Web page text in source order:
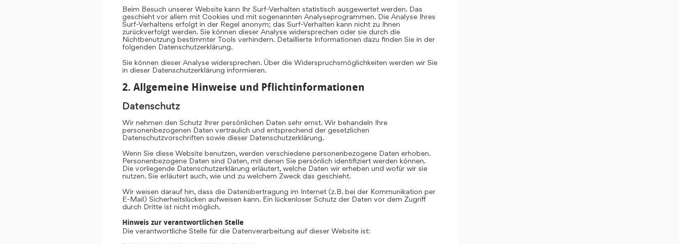
Beim Besuch unserer Website kann Ihr Surf-Verhalten statistisch ausgewertet werden. Das
geschieht vor allem mit Cookies und mit sogenannten Analyseprogrammen. Die Analyse Ihres
Surf-Verhaltens erfolgt in der Regel anonym; das Surf-Verhalten kann nicht zu Ihnen
zurückverfolgt werden. Sie können dieser Analyse widersprechen oder sie durch die
Nichtbenutzung bestimmter Tools verhindern. Detaillierte Informationen dazu finden Sie in der
folgenden Datenschutzerklärung.
Sie können dieser Analyse widersprechen. Über die Widerspruchsmöglichkeiten werden wir Sie
in dieser Datenschutzerklärung informieren.
2. Allgemeine Hinweise und Pflichtinformationen
Datenschutz
Wir nehmen den Schutz Ihrer persönlichen Daten sehr ernst. Wir behandeln Ihre
personenbezogenen Daten vertraulich und entsprechend der gesetzlichen
Datenschutzvorschriften sowie dieser Datenschutzerklärung.
Wenn Sie diese Website benutzen, werden verschiedene personenbezogene Daten erhoben.
Personenbezogene Daten sind Daten, mit denen Sie persönlich identifiziert werden können.
Die vorliegende Datenschutzerklärung erläutert, welche Daten wir erheben und wofür wir sie
nutzen. Sie erläutert auch, wie und zu welchem Zweck das geschieht.
Wir weisen darauf hin, dass die Datenübertragung im Internet (z.B. bei der Kommunikation per
E-Mail) Sicherheitslücken aufweisen kann. Ein lückenloser Schutz der Daten vor dem Zugriff
durch Dritte ist nicht möglich.
Hinweis zur verantwortlichen Stelle
Die verantwortliche Stelle für die Datenverarbeitung auf dieser Website ist: